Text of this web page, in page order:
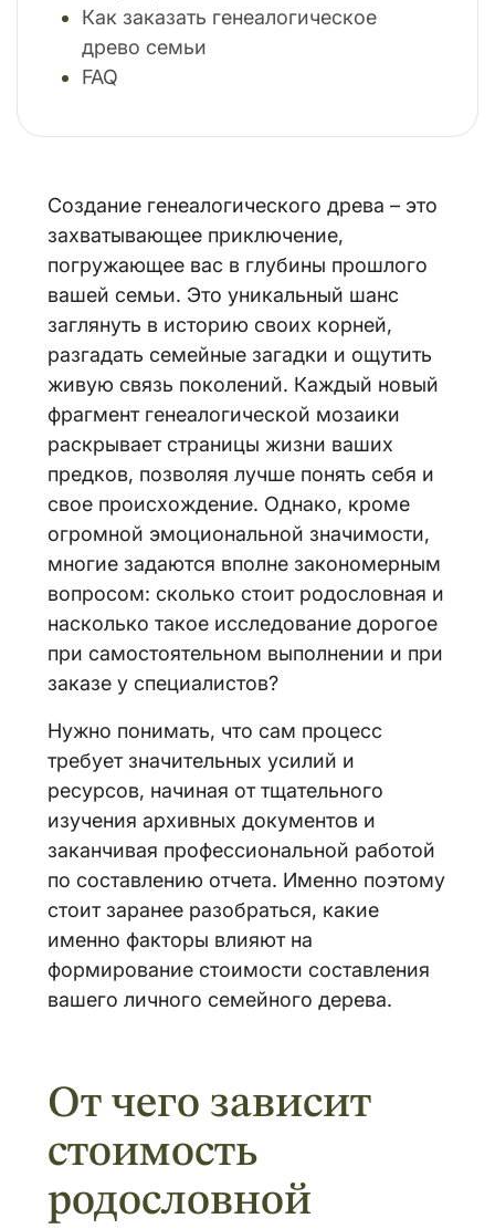
Как заказать генеалогическое
древо семьи
FAQ
Создание генеалогического древа – это
захватывающее приключение,
погружающее вас в глубины прошлого
вашей семьи. Это уникальный шанс
заглянуть в историю своих корней,
разгадать семейные загадки и ощутить
живую связь поколений. Каждый новый
фрагмент генеалогической мозаики
раскрывает страницы жизни ваших
предков, позволяя лучше понять себя и
свое происхождение. Однако, кроме
огромной эмоциональной значимости,
многие задаются вполне закономерным
вопросом: сколько стоит родословная и
насколько такое исследование дорогое
при самостоятельном выполнении и при
заказе у специалистов?
Нужно понимать, что сам процесс
требует значительных усилий и
ресурсов, начиная от тщательного
изучения архивных документов и
заканчивая профессиональной работой
по составлению отчета. Именно поэтому
стоит заранее разобраться, какие
именно факторы влияют на
формирование стоимости составления
вашего личного семейного дерева.
От чего зависит
стоимость
родословной